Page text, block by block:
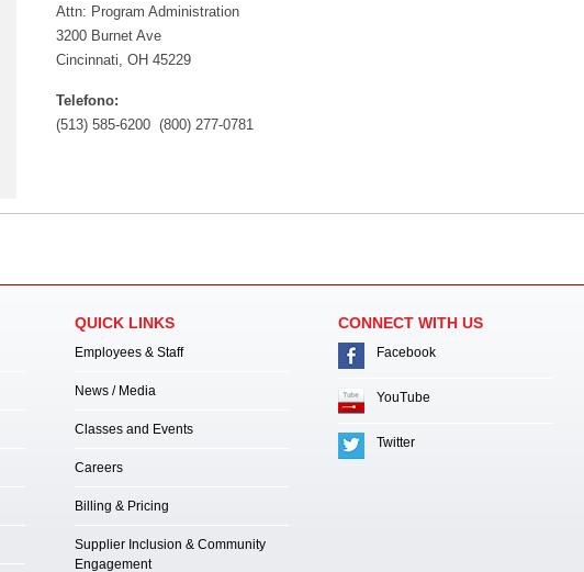
Attn: Program Administration
3200 Burnet Ave
Cincinnati, OH 45229
Telefono:
(513) 585-6200 (800) 277-0781
QUICK LINKS
Employees & Staff
News / Media
Classes and Events
Careers
Billing & Pricing
Supplier Inclusion & Community
Engagement
CONNECT WITH US
Facebook
YouTube
Twitter